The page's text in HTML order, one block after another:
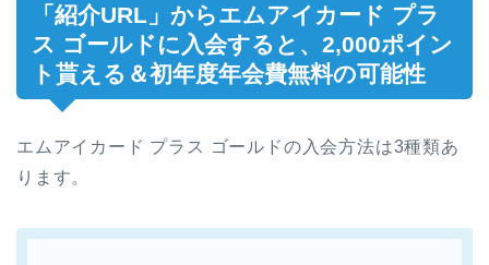
「紹介URL」からエムアイカード プラ
ス ゴールドに入会すると、2,000ポイン
ト貰える＆初年度年会費無料の可能性
エムアイカード プラス ゴールドの入会方法は3種類あ
ります。